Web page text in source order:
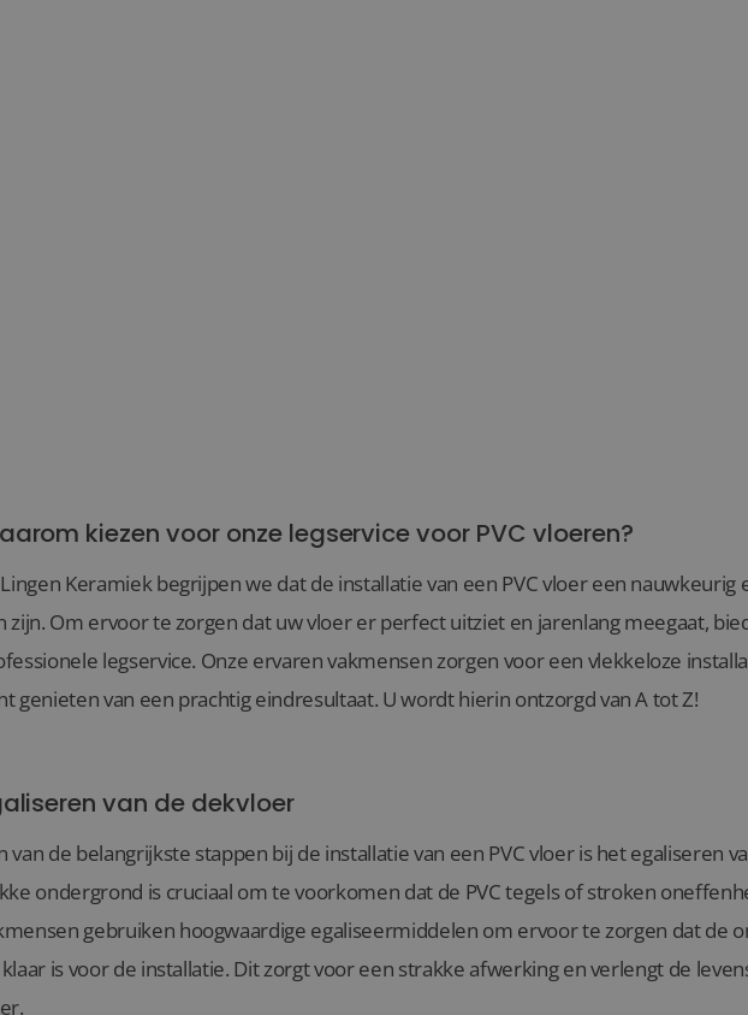
kiezen voor onze legservice voor PVC vloeren?
Keramiek begrijpen we dat de installatie van een PVC vloer een
zijn. Om ervoor te zorgen dat uw vloer er perfect uitziet en jarenlang meegaat,
legservice. Onze ervaren vakmensen zorgen voor een vlekkeloze
genieten van een prachtig eindresultaat. U wordt hierin ontzorgd van A tot Z!
van de dekvloer
van de belangrijkste stappen bij de installatie van een PVC vloer is het egaliseren
ondergrond is cruciaal om te voorkomen dat de PVC tegels of stroken
gebruiken hoogwaardige egaliseermiddelen om ervoor te zorgen dat de
is voor de installatie. Dit zorgt voor een strakke afwerking en verlengt de